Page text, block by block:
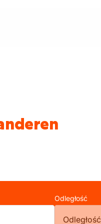
Odległość
Odległość